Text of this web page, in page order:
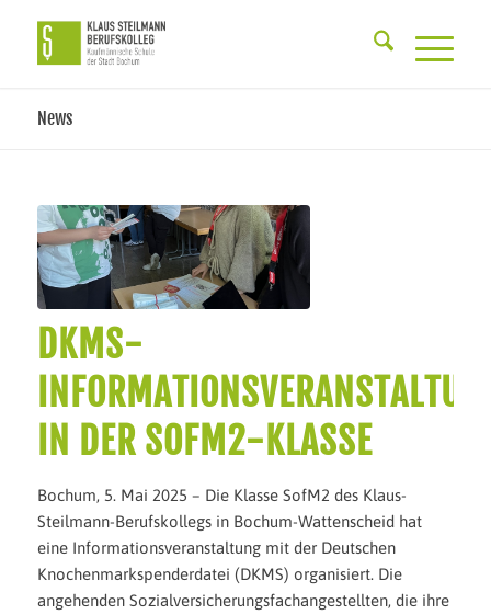
News
DKMS-
IN DER SOFM2-KLASSE
Bochum, 5. Mai 2025 – Die Klasse SofM2 des Klaus-
Steilmann-Berufskollegs in Bochum-Wattenscheid hat
eine Informationsveranstaltung mit der Deutschen
Knochenmarkspenderdatei (DKMS) organisiert. Die
angehenden Sozialversicherungsfachangestellten, die ihre